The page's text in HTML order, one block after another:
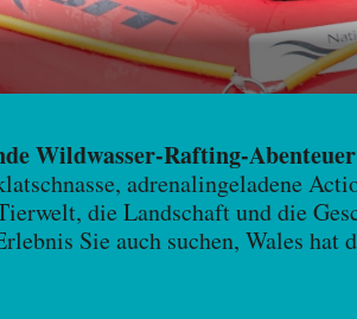
Wildwasser-Rafting-Abenteuer
adrenalingeladene
die Landschaft und die
Sie auch suchen, Wales hat